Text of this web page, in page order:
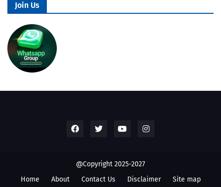
Join Us
@Copyright 2025-2027
Home
About Contact Us Disclaimer Site map